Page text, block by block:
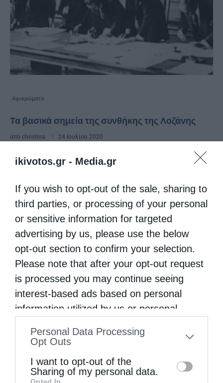
ikivotos.gr - Media.gr
If you wish to opt-out of the sale, sharing to
third parties, or processing of your personal
or sensitive information for targeted
advertising by us, please use the below
opt-out section to confirm your selection.
Please note that after your opt-out request
is processed you may continue seeing
interest-based ads based on personal
information utilized by us or personal
to your opt-out. You may separately opt-out
information by third parties on the IAB’s list
Personal Data Processing
Opt Outs
I want to opt-out of the
Sharing of my personal data.
Αφιερώματα
Τα βασικά σημεία της συνθήκης της Λοζάνης
από christina 24 Ιουλίου 2020
Η συνθήκη ορίζει ουσιαστικά τα σύνορα της
της από Οθωμανική Αυτοκρατορία σε
κράτος. Υπογράφηκε
στη Λωζάνη της Ελβετίας στις 24
Ιουλίου 1923 από την Ελλάδα,
την Τουρκία και τις άλλες χώρες που
πολέμησαν στον Πρώτο …